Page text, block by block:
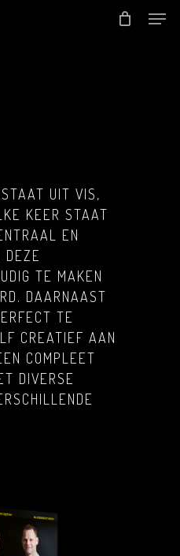
UIT VIS,
KEER STAAT
EN
DEZE
TE MAKEN
DAARNAAST
TE
CREATIEF AAN
COMPLEET
DIVERSE